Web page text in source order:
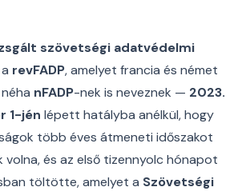
szövetségi adatvédelmi
revFADP, amelyet francia és német
nFADP-nek is neveznek — 2023.
1-jén lépett hatályba anélkül, hogy
több éves átmeneti időszakot
és az első tizennyolc hónapot
töltötte, amelyet a Szövetségi